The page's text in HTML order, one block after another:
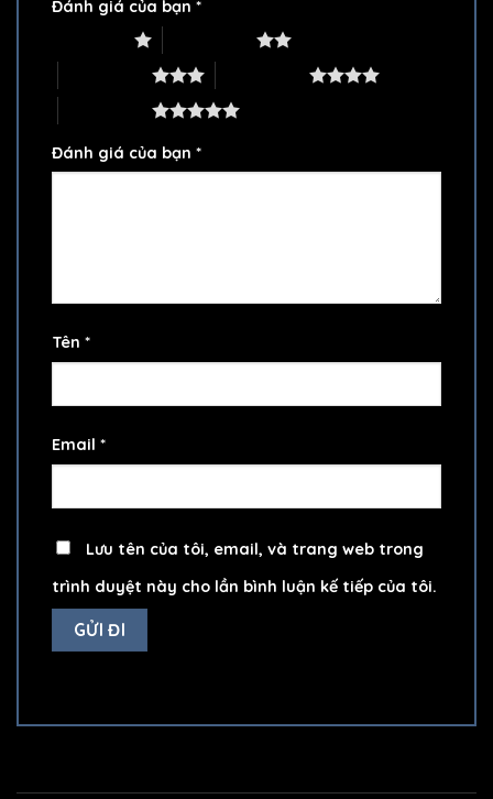
Đánh giá của bạn *
Đánh giá của bạn *
Tên *
Email *
Lưu tên của tôi, email, và trang web trong
trình duyệt này cho lần bình luận kế tiếp của tôi.